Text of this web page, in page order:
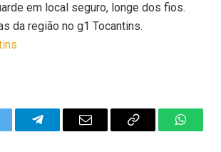
em local seguro, longe dos fios.
da região no g1 Tocantins.
TelegramEmail
Copy